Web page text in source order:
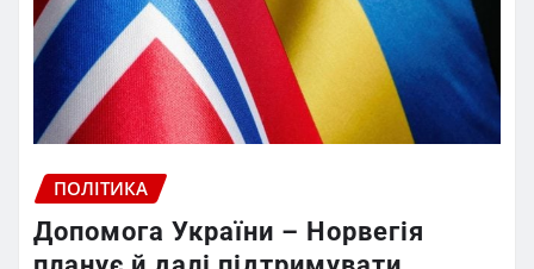
ПОЛІТИКА
Допомога України – Норвегія